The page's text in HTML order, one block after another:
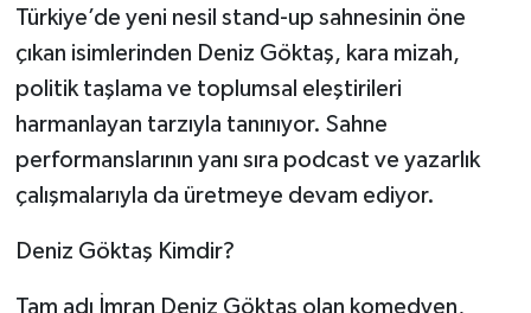
Türkiye’de yeni nesil stand-up sahnesinin öne
çıkan isimlerinden Deniz Göktaş, kara mizah,
politik taşlama ve toplumsal eleştirileri
harmanlayan tarzıyla tanınıyor. Sahne
performanslarının yanı sıra podcast ve yazarlık
çalışmalarıyla da üretmeye devam ediyor.
Deniz Göktaş Kimdir?
Tam adı İmran Deniz Göktaş olan komedyen,